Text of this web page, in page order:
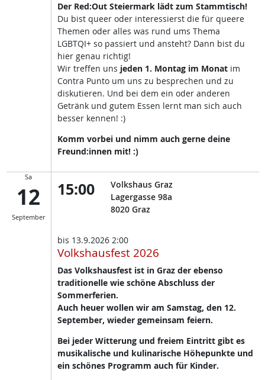
Der Red:Out Steiermark lädt zum Stammtisch!
Du bist queer oder interessierst die für queere
Themen oder alles was rund ums Thema
LGBTQI+ so passiert und ansteht? Dann bist du
hier genau richtig!
Wir treffen uns jeden 1. Montag im Monat im
Contra Punto um uns zu besprechen und zu
diskutieren. Und bei dem ein oder anderen
Getränk und gutem Essen lernt man sich auch
besser kennen! :)
Komm vorbei und nimm auch gerne deine
Freund:innen mit! :)
Sa
12
September
15:00
Volkshaus Graz
Lagergasse 98a
8020 Graz
bis 13.9.2026 2:00
Volkshausfest 2026
Das Volkshausfest ist in Graz der ebenso
traditionelle wie schöne Abschluss der
Sommerferien.
Auch heuer wollen wir am Samstag, den 12.
September, wieder gemeinsam feiern.
Bei jeder Witterung und freiem Eintritt gibt es
musikalische und kulinarische Höhepunkte und
ein schönes Programm auch für Kinder.